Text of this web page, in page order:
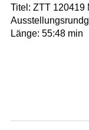
Titel: ZTT 120419
Länge: 55:48 min